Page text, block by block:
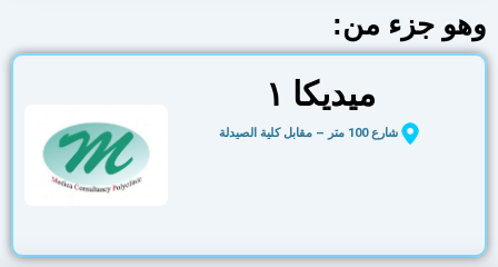
وهو جزء من:
میدیکا ١
شارع 100 متر – مقابل كلية الصيدلة